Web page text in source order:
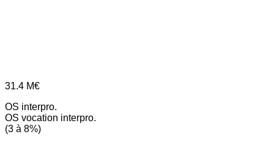
31.4 M€
OS interpro.
OS vocation interpro.
(3 à 8%)